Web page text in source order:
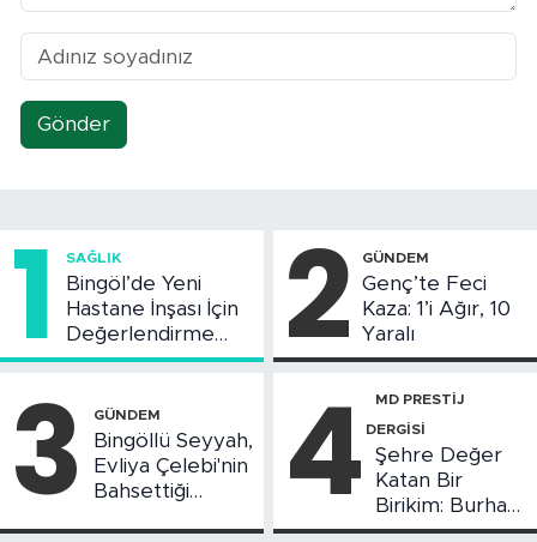
Gönder
1 SAĞLIK
Bingöl’de Yeni
Hastane İnşası İçin
Değerlendirme
Toplantısı Yapıldı
2 GÜNDEM
Genç’te Feci
Kaza: 1’i Ağır, 10
Yaralı
3 GÜNDEM
Bingöllü Seyyah,
Evliya Çelebi'nin
Bahsettiği
4 MD PRESTİJ
DERGİSİ
Şehre Değer
Katan Bir
Birikim: Burhan
Arıkız